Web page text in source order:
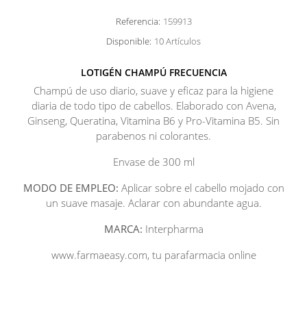
Referencia: 159913
Disponible: 10 Artículos
LOTIGÉN CHAMPÚ FRECUENCIA
Champú de uso diario, suave y eficaz para la higiene
diaria de todo tipo de cabellos. Elaborado con Avena,
Ginseng, Queratina, Vitamina B6 y Pro-Vitamina B5. Sin
parabenos ni colorantes.
Envase de 300 ml
MODO DE EMPLEO: Aplicar sobre el cabello mojado con
un suave masaje. Aclarar con abundante agua.
MARCA: Interpharma
www.farmaeasy.com, tu parafarmacia online